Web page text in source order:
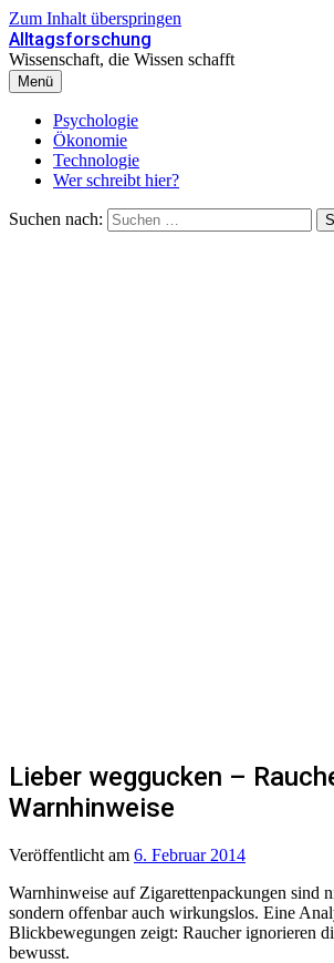
Zum Inhalt überspringen
Alltagsforschung
Wissenschaft, die Wissen schafft
Menü
Psychologie
Ökonomie
Technologie
Wer schreibt hier?
Suchen nach:
Lieber weggucken –
Warnhinweise
Veröffentlicht am 6. Februar 2014
Warnhinweise auf Zigarettenpackungen sind
sondern offenbar auch wirkungslos. Eine
Blickbewegungen zeigt: Raucher ignorieren
bewusst.